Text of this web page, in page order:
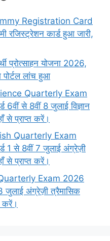
Registration Card
रजिस्ट्रेशन कार्ड हुआ जारी,
प्रोत्साहन योजना 2026,
लांच हुआ
Quarterly Exam
6वीं से 8वीं 8 जुलाई विज्ञान
से प्राप्त करें।
Quarterly Exam
1 से 8वीं 7 जुलाई अंग्रेज़ी
से प्राप्त करें।
Exam 2026
जुलाई अंग्रेज़ी त्रैमासिक
करें।